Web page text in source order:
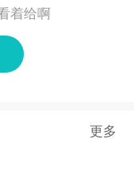
着给啊
更多